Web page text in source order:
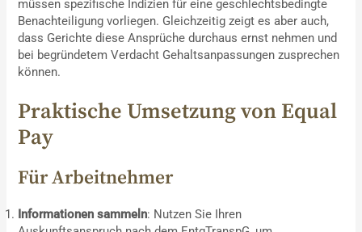
müssen spezifische Indizien für eine geschlechtsbedingte
Benachteiligung vorliegen. Gleichzeitig zeigt es aber auch,
dass Gerichte diese Ansprüche durchaus ernst nehmen und
bei begründetem Verdacht Gehaltsanpassungen zusprechen
können.
Praktische Umsetzung von Equal
Pay
Für Arbeitnehmer
Informationen sammeln: Nutzen Sie Ihren